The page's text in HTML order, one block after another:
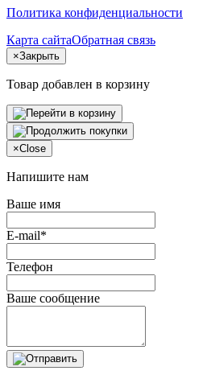
Политика конфиденциальности
Карта сайтаОбратная связь
×Закрыть
Товар добавлен в корзину
×Close
Напишите нам
Ваше имя
E-mail*
Телефон
Ваше сообщение